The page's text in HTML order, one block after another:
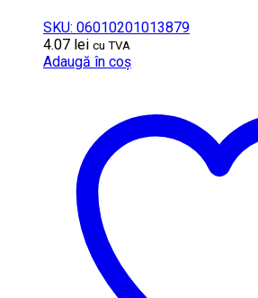
SKU: 06010201013879
4.07 lei cu TVA
Adaugă în coș